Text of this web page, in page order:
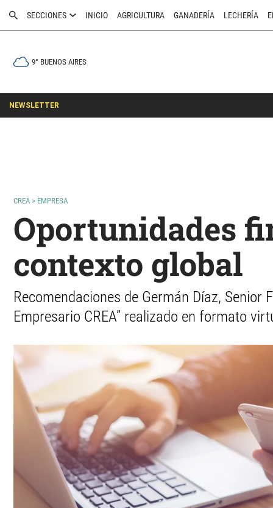
SECCIONES INICIO AGRICULTURA GANADERÍA LECHERÍA
9° BUENOS AIRES
NEWSLETTER
CREA > EMPRESA
Oportunidades
contexto global
Recomendaciones de Germán Díaz, Senior
Empresario CREA” realizado en formato